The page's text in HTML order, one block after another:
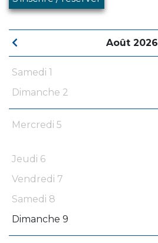
Août 2026
Samedi 1
Dimanche 2
Mercredi 5
Jeudi 6
Vendredi 7
Samedi 8
Dimanche 9